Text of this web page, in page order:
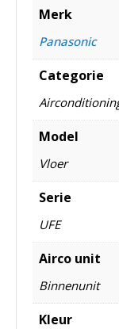
Merk
Panasonic
Categorie
Model
Vloer
Serie
UFE
Airco unit
Binnenunit
Kleur